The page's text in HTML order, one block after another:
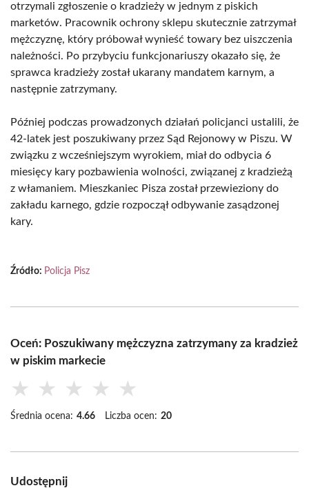
otrzymali zgłoszenie o kradzieży w jednym z piskich
marketów. Pracownik ochrony sklepu skutecznie zatrzymał
mężczyznę, który próbował wynieść towary bez uiszczenia
należności. Po przybyciu funkcjonariuszy okazało się, że
sprawca kradzieży został ukarany mandatem karnym, a
następnie zatrzymany.
Później podczas prowadzonych działań policjanci ustalili, że
42-latek jest poszukiwany przez Sąd Rejonowy w Piszu. W
związku z wcześniejszym wyrokiem, miał do odbycia 6
miesięcy kary pozbawienia wolności, związanej z kradzieżą
z włamaniem. Mieszkaniec Pisza został przewieziony do
zakładu karnego, gdzie rozpoczął odbywanie zasądzonej
kary.
Źródło: Policja Pisz
Oceń: Poszukiwany mężczyzna zatrzymany za kradzież
w piskim markecie
★ ★ ★ ★ ★
Średnia ocena: 4.66 Liczba ocen: 20
Udostępnij